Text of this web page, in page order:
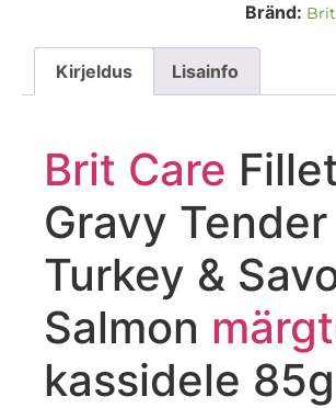
Bränd:
Kirjeldus Lisainfo
Brit Care
Gravy Tender
Turkey &
Salmon
kassidele 85g